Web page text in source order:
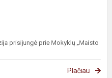
prisijungė prie Mokyklų „Maisto
Plačiau